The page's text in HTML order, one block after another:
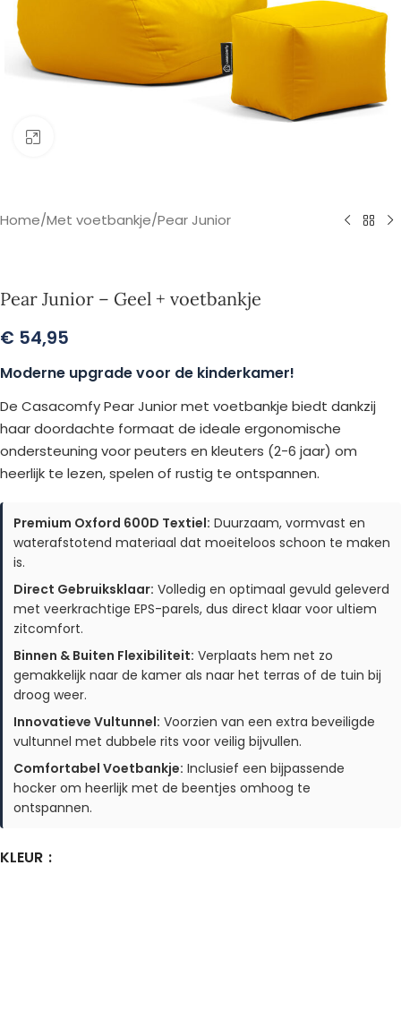
Home/Met voetbankje/Pear Junior
Pear Junior – Geel + voetbankje
€ 54,95
Moderne upgrade voor de kinderkamer!
De Casacomfy Pear Junior met voetbankje biedt dankzij
haar doordachte formaat de ideale ergonomische
ondersteuning voor peuters en kleuters (2-6 jaar) om
heerlijk te lezen, spelen of rustig te ontspannen.
Premium Oxford 600D Textiel: Duurzaam, vormvast en
waterafstotend materiaal dat moeiteloos schoon te maken
is.
Direct Gebruiksklaar: Volledig en optimaal gevuld geleverd
met veerkrachtige EPS-parels, dus direct klaar voor ultiem
zitcomfort.
Binnen & Buiten Flexibiliteit: Verplaats hem net zo
gemakkelijk naar de kamer als naar het terras of de tuin bij
droog weer.
Innovatieve Vultunnel: Voorzien van een extra beveiligde
vultunnel met dubbele rits voor veilig bijvullen.
Comfortabel Voetbankje: Inclusief een bijpassende
hocker om heerlijk met de beentjes omhoog te
ontspannen.
KLEUR